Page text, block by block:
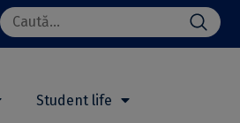
Search
for:
Student life